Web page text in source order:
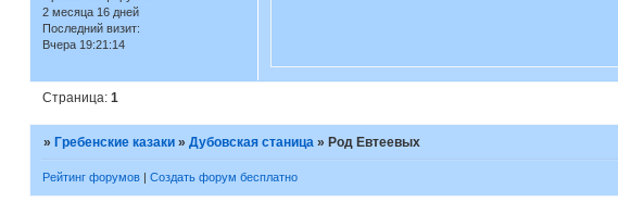
2 месяца 16 дней
Последний визит:
Вчера 19:21:14
Страница: 1
» Гребенские казаки » Дубовская станица » Род Евтеевых
Рейтинг форумов| Создать форум бесплатно